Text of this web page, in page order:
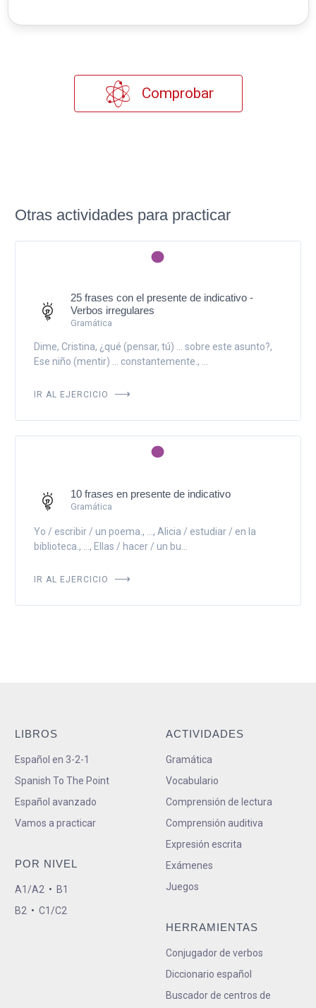
Comprobar
Otras actividades para practicar
25 frases con el presente de indicativo -
Verbos irregulares
Gramática
Dime, Cristina, ¿qué (pensar, tú) ... sobre este asunto?,
Ese niño (mentir) ... constantemente., ...
IR AL EJERCICIO
10 frases en presente de indicativo
Gramática
Yo / escribir / un poema., ..., Alicia / estudiar / en la
biblioteca., ..., Ellas / hacer / un bu...
IR AL EJERCICIO
LIBROS
Español en 3-2-1
Spanish To The Point
Español avanzado
Vamos a practicar
POR NIVEL
A1/A2 • B1
B2 • C1/C2
ACTIVIDADES
Gramática
Vocabulario
Comprensión de lectura
Comprensión auditiva
Expresión escrita
Exámenes
Juegos
HERRAMIENTAS
Conjugador de verbos
Diccionario español
Buscador de centros de